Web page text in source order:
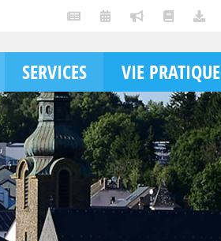
SERVICES VIE PRATIQUE